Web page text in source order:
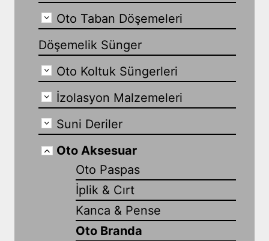
Oto Taban Döşemeleri
Döşemelik Sünger
Oto Koltuk Süngerleri
İzolasyon Malzemeleri
Suni Deriler
Oto Aksesuar
Oto Paspas
İplik & Cırt
Kanca & Pense
Oto Branda